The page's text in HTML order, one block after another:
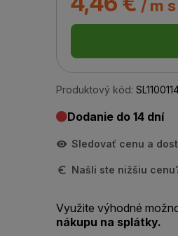
/ m
Produktový kód:
Dodanie do 14 dní
Sledovať cenu a
Našli ste nižšiu
Využite výhodné
nákupu na splátky.